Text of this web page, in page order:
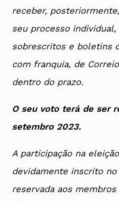
receber,
seu processo
sobrescritos e boletins
com franquia, de
dentro do prazo.
O seu voto terá de ser
setembro 2023.
A participação na
devidamente inscrito
reservada aos